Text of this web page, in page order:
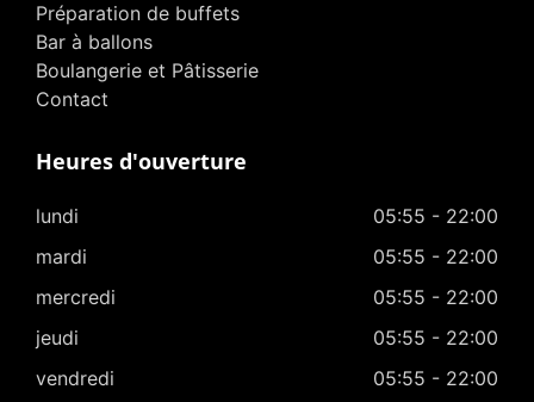
Préparation de buffets
Bar à ballons
Boulangerie et Pâtisserie
Contact
Heures d'ouverture
lundi
05:55 - 22:00
mardi
05:55 - 22:00
mercredi
05:55 - 22:00
jeudi
05:55 - 22:00
vendredi
05:55 - 22:00